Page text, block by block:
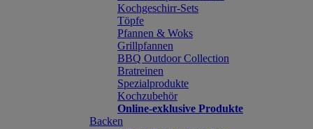
Kochgeschirr-Sets
Töpfe
Pfannen & Woks
Grillpfannen
BBQ Outdoor Collection
Bratreinen
Spezialprodukte
Kochzubehör
Online-exklusive Produkte
Backen